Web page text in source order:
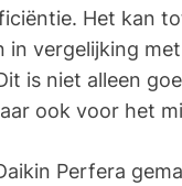
Het kan
in vergelijking
is niet alleen
ook voor het
Perfera